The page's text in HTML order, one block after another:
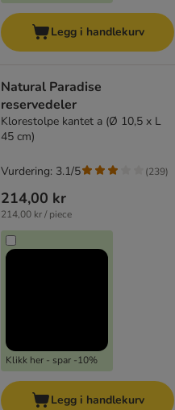
Legg i handlekurv
Natural Paradise
reservedeler
Klorestolpe kantet a (Ø 10,5 x L
45 cm)
214,00 kr
214,00 kr / piece
Klikk her - spar -10%
Vurdering: 3.1/5 (239)
Legg i handlekurv